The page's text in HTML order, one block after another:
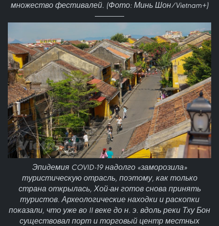
множество фестивалей. (Фото: Минь Шон/Vietnam+)
Эпидемия COVID-19 надолго «заморозила»
туристическую отрасль, поэтому, как только
страна открылась, Хой-ан готов снова принять
туристов. Археологические находки и раскопки
показали, что уже во II веке до н. э. вдоль реки Тху Бон
существовал порт и торговый центр местных